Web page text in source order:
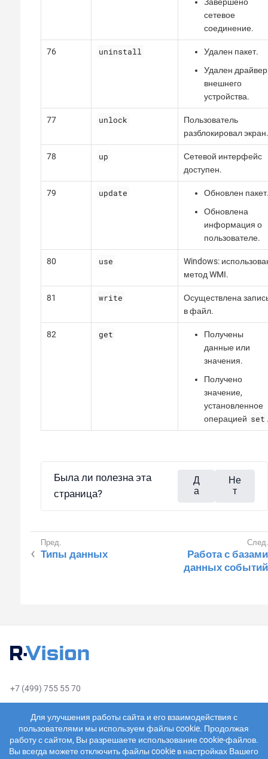
сетевое
соединение.
76 uninstall
Удален пакет.
Удален драйвер
внешнего
устройства.
77 unlock
Пользователь
разблокировал экран.
78 up
Сетевой интерфейс
доступен.
79 update
Обновлен
Обновлена
информация о
пользователе.
80 use
Windows:
метод WMI.
81 write
Осуществлена
в файл.
82 get
Получены
данные или
значения.
Получено
значение,
установленное
операцией set
Была ли полезна эта
страница?
Д
а
Не
т
Типы данных
Работа с базами
данных событий
+7 (499) 755 55 70
Для улучшения работы сайта и его взаимодействия с
пользователями мы используем файлы cookie. Продолжая
работу с сайтом, Вы разрешаете использование cookie-файлов.
Вы всегда можете отключить файлы cookie в настройках Вашего